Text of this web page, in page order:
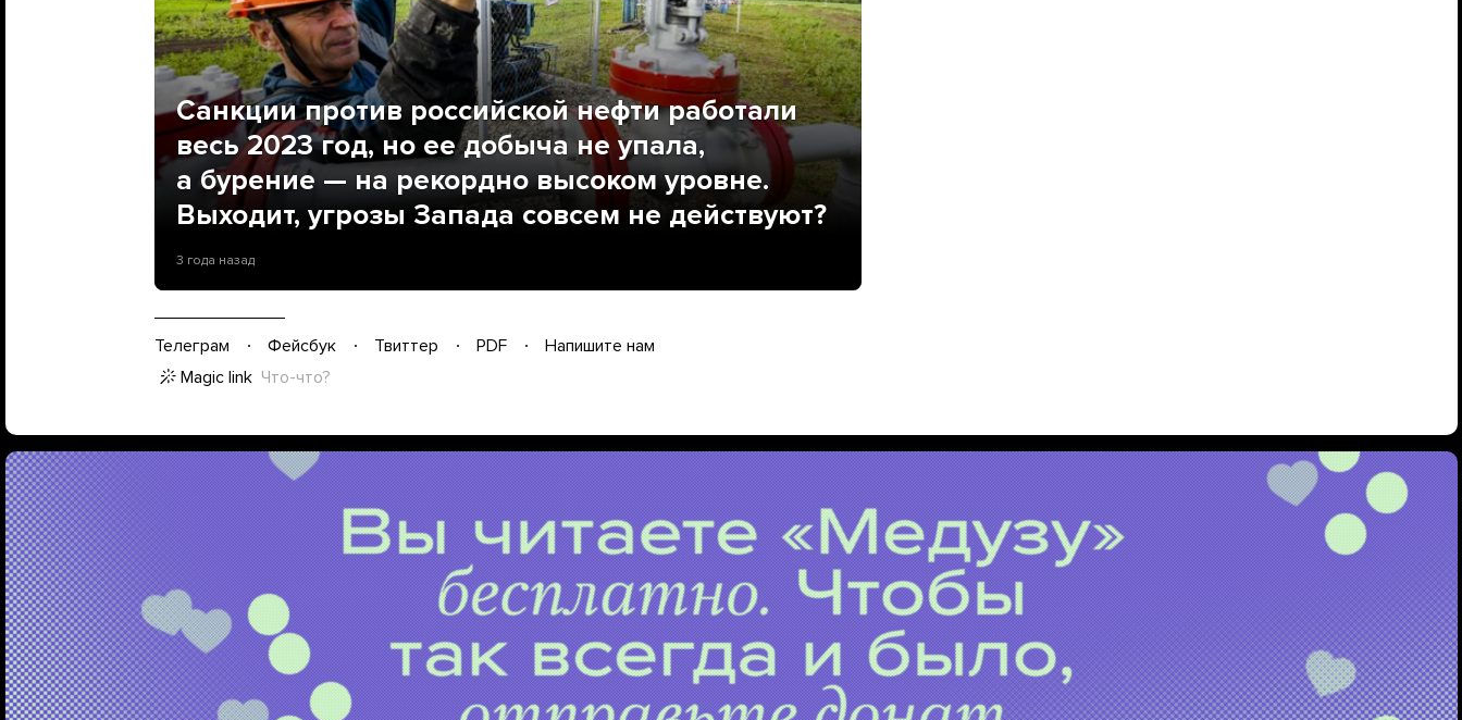
Санкции против российской нефти работали
весь 2023 год, но ее добыча не упала,
а бурение — на рекордно высоком уровне.
Выходит, угрозы Запада совсем не действуют?
3 года назад
Телеграм Фейсбук Твиттер PDF
Напишите нам
Magic link Что-что?